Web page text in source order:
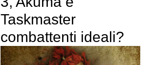
Taskmaster
combattenti ideali?